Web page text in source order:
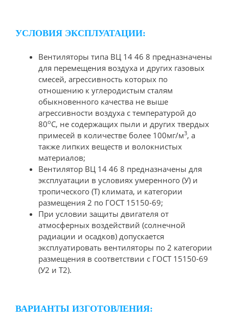
УСЛОВИЯ ЭКСПЛУАТАЦИИ:
Вентиляторы типа ВЦ 14 46 8 предназначены
для перемещения воздуха и других газовых
смесей, агрессивность которых по
отношению к углеродистым сталям
обыкновенного качества не выше
агрессивности воздуха с температурой до
80оС, не содержащих пыли и других твердых
примесей в количестве более 100мг/м3, а
также липких веществ и волокнистых
материалов;
Вентилятор ВЦ 14 46 8 предназначены для
эксплуатации в условиях умеренного (У) и
тропического (Т) климата, и категории
размещения 2 по ГОСТ 15150-69;
При условии защиты двигателя от
атмосферных воздействий (солнечной
радиации и осадков) допускается
эксплуатировать вентиляторы по 2 категории
размещения в соответствии с ГОСТ 15150-69
(У2 и Т2).
ВАРИАНТЫ ИЗГОТОВЛЕНИЯ: